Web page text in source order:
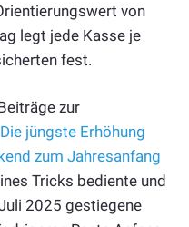
von
legt jede Kasse je
fest.
zur
Die jüngste Erhöhung
zum Jahresanfang
Tricks bediente und
2025 gestiegene